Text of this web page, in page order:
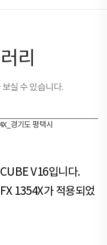
리
실 수 있습니다.
경기도 평택시
V16입니다.
1354X가 적용되었